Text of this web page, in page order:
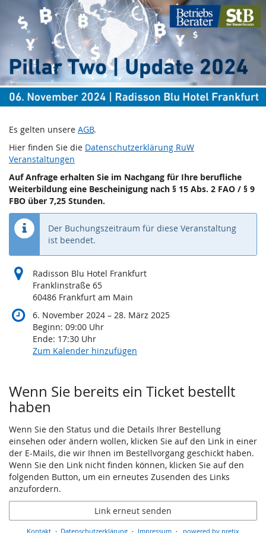
Haupt-
Inhalt
springen
Pillar
Two
–
Update
2024
6.
November
2024
bis
28.
März
2025
Es gelten unsere AGB.
Hier finden Sie die Datenschutzerklärung RuW
Veranstaltungen
Auf Anfrage erhalten Sie im Nachgang für Ihre berufliche
Weiterbildung eine Bescheinigung nach § 15 Abs. 2 FAO / § 9
FBO über 7,25 Stunden.
Der Buchungszeitraum für diese Veranstaltung
ist beendet.
Radisson Blu Hotel Frankfurt
Franklinstraße 65
60486 Frankfurt am Main
6. November 2024 –bis
28. März 2025
Beginn: 09:00 Uhr
Ende: 17:30 Uhr
Zum Kalender hinzufügen
Wenn Sie bereits ein Ticket bestellt
haben
Wenn Sie den Status und die Details Ihrer Bestellung
einsehen oder ändern wollen, klicken Sie auf den Link in einer
der E-Mails, die wir Ihnen im Bestellvorgang geschickt haben.
Wenn Sie den Link nicht finden können, klicken Sie auf den
folgenden Button, um ein erneutes Zusenden des Links
anzufordern.
Link erneut senden
Kontakt Datenschutzerklärung Impressum powered by pretix